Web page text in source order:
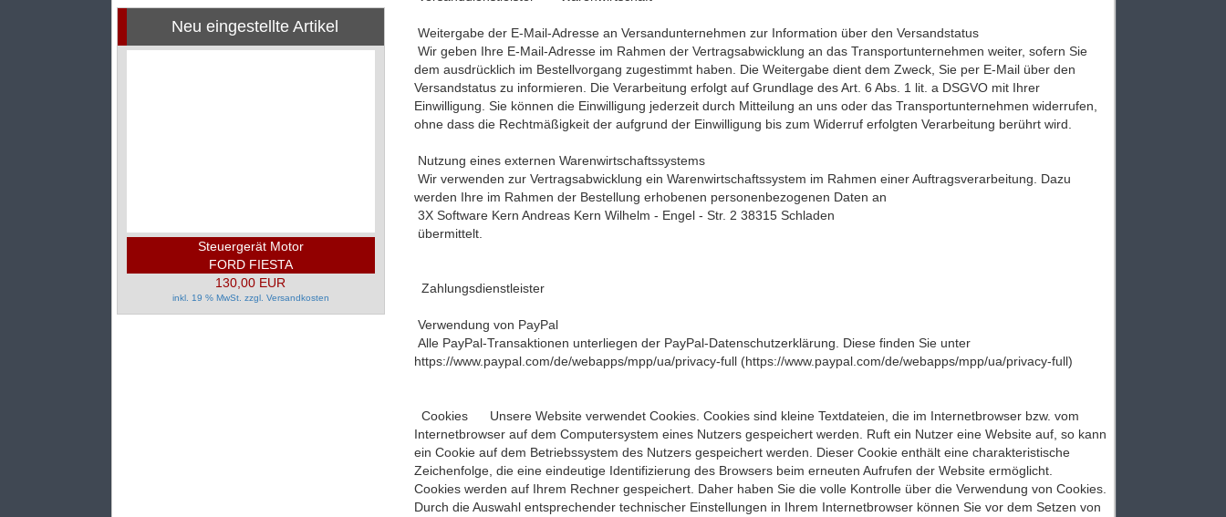
Neu eingestellte Artikel
Steuergerät Motor
FORD FIESTA
130,00 EUR
inkl. 19 % MwSt. zzgl. Versandkosten
Weitergabe der E-Mail-Adresse an Versandunternehmen zur Information über den Versandstatus
Wir geben Ihre E-Mail-Adresse im Rahmen der Vertragsabwicklung an das Transportunternehmen weiter, sofern Sie
dem ausdrücklich im Bestellvorgang zugestimmt haben. Die Weitergabe dient dem Zweck, Sie per E-Mail über den
Versandstatus zu informieren. Die Verarbeitung erfolgt auf Grundlage des Art. 6 Abs. 1 lit. a DSGVO mit Ihrer
Einwilligung. Sie können die Einwilligung jederzeit durch Mitteilung an uns oder das Transportunternehmen widerrufen,
ohne dass die Rechtmäßigkeit der aufgrund der Einwilligung bis zum Widerruf erfolgten Verarbeitung berührt wird.
Nutzung eines externen Warenwirtschaftssystems
Wir verwenden zur Vertragsabwicklung ein Warenwirtschaftssystem im Rahmen einer Auftragsverarbeitung. Dazu
werden Ihre im Rahmen der Bestellung erhobenen personenbezogenen Daten an
3X Software Kern Andreas Kern Wilhelm - Engel - Str. 2 38315 Schladen
übermittelt.
Zahlungsdienstleister
Verwendung von PayPal
Alle PayPal-Transaktionen unterliegen der PayPal-Datenschutzerklärung. Diese finden Sie unter
https://www.paypal.com/de/webapps/mpp/ua/privacy-full (https://www.paypal.com/de/webapps/mpp/ua/privacy-full)
Cookies Unsere Website verwendet Cookies. Cookies sind kleine Textdateien, die im Internetbrowser bzw. vom
Internetbrowser auf dem Computersystem eines Nutzers gespeichert werden. Ruft ein Nutzer eine Website auf, so kann
ein Cookie auf dem Betriebssystem des Nutzers gespeichert werden. Dieser Cookie enthält eine charakteristische
Zeichenfolge, die eine eindeutige Identifizierung des Browsers beim erneuten Aufrufen der Website ermöglicht.
Cookies werden auf Ihrem Rechner gespeichert. Daher haben Sie die volle Kontrolle über die Verwendung von Cookies.
Durch die Auswahl entsprechender technischer Einstellungen in Ihrem Internetbrowser können Sie vor dem Setzen von